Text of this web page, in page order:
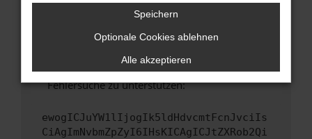
Wende dich an den Webseitenbetreiber.
Wenn du alle oben genannten Schritte versucht
hast, kontaktiere uns bitte. Wir werden
versuchen, das Problem zu beheben. Du kannst
uns diesen Text schicken, um uns bei der
Fehlersuche zu unterstützen:
ewogICJuYW1lIjogIk5ldHdvcmtFcnJvciIs
CiAgImNvbmZpZyI6IHsKICAgICJtZXRob2Qi
Speichern
Optionale Cookies ablehnen
Alle akzeptieren